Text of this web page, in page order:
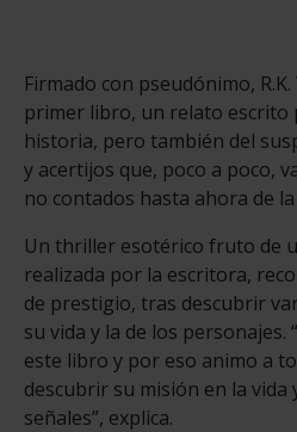
Firmado con pseudónimo,
primer libro, un relato escrito
historia, pero también del
y acertijos que, poco a poco,
no contados hasta ahora de
Un thriller esotérico fruto de
realizada por la escritora,
de prestigio, tras descubrir
su vida y la de los
este libro y por eso animo a
descubrir su misión en la
señales”, explica.